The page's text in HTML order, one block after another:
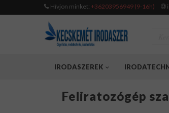
Hívjon minket: +36203956949 (9-16h)
IRODASZEREK
Feliratozógép